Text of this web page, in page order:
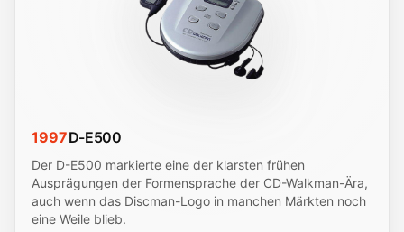
1997D-E500
Der D-E500 markierte eine der klarsten frühen
Ausprägungen der Formensprache der CD-Walkman-Ära,
auch wenn das Discman-Logo in manchen Märkten noch
eine Weile blieb.